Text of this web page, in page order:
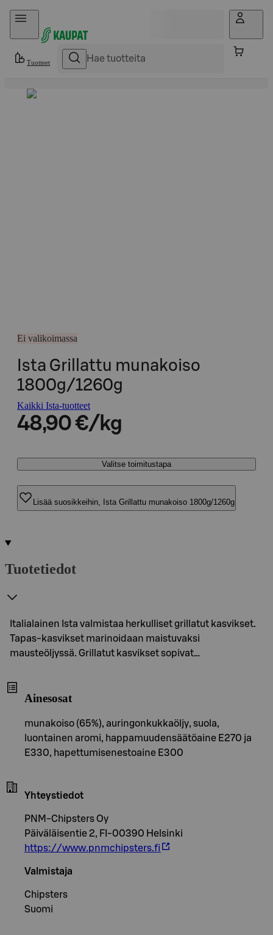
Hyppää sisältöön
Tuotteet
Ei valikoimassa
Ista Grillattu munakoiso
1800g/1260g
Kaikki Ista-tuotteet
48,90 €/kg
Valitse toimitustapa
Lisää suosikkeihin, Ista Grillattu munakoiso 1800g/1260g
Tuotetiedot
Italialainen Ista valmistaa herkulliset grillatut kasvikset.
Tapas-kasvikset marinoidaan maistuvaksi
mausteöljyssä. Grillatut kasvikset sopivat…
Ainesosat
munakoiso (65%), auringonkukkaöljy, suola,
luontainen aromi, happamuudensäätöaine E270 ja
E330, hapettumisenestoaine E300
Yhteystiedot
PNM-Chipsters Oy
Päiväläisentie 2, FI-00390 Helsinki
https://www.pnmchipsters.fi
Valmistaja
Chipsters
Suomi